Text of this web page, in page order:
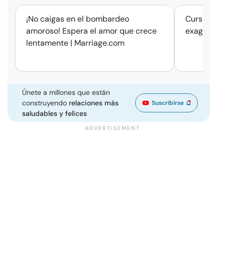
¡No caigas en el bombardeo
amoroso! Espera el amor que crece
lentamente | Marriage.com
Cursos
Únete a millones que están
construyendo relaciones más
saludables y felices
Suscribirse